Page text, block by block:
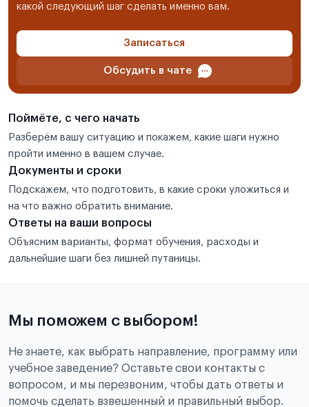
какой следующий шаг сделать именно вам.
Записаться
Обсудить в чате
Поймёте, с чего начать
Разберём вашу ситуацию и покажем, какие шаги нужно
пройти именно в вашем случае.
Документы и сроки
Подскажем, что подготовить, в какие сроки уложиться и
на что важно обратить внимание.
Ответы на ваши вопросы
Объясним варианты, формат обучения, расходы и
дальнейшие шаги без лишней путаницы.
Мы поможем с выбором!
Не знаете, как выбрать направление, программу или
учебное заведение? Оставьте свои контакты с
вопросом, и мы перезвоним, чтобы дать ответы и
помочь сделать взвешенный и правильный выбор.